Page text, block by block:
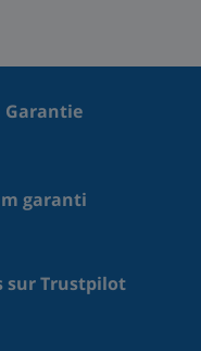
Garantie
garanti
sur Trustpilot